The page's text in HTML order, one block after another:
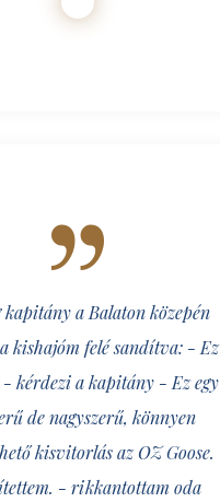
kapitány a Balaton közepén
kishajóm felé sandítva: - Ez
- kérdezi a kapitány - Ez egy
de nagyszerű, könnyen
kisvitorlás az OZ Goose.
- rikkantottam oda